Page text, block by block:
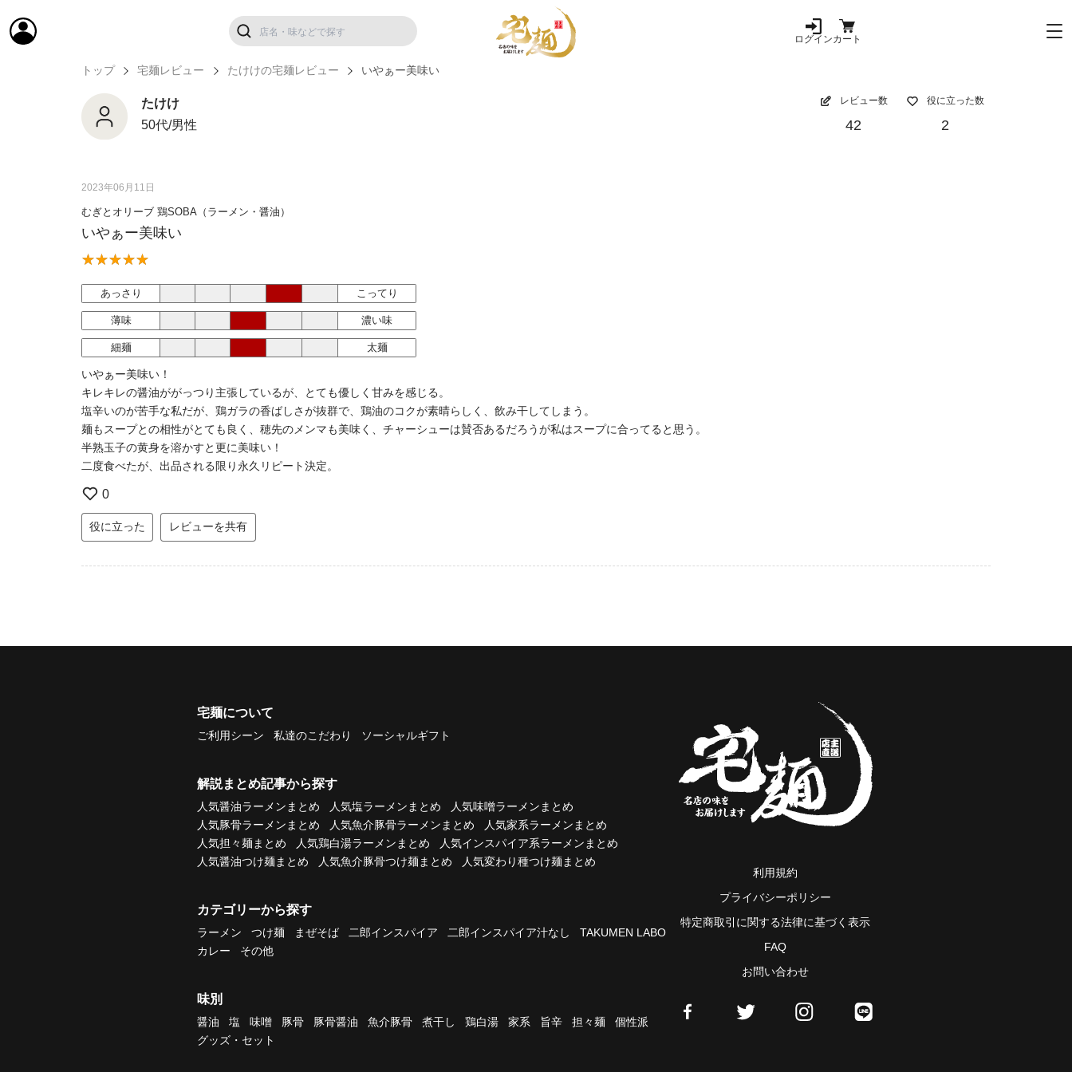
ログインカート
トップ 宅麺レビュー たけけの宅麺レビュー いやぁー美味い
たけけ
50代/男性
レビュー数
42
役に立った数
2
2023年06月11日
むぎとオリーブ 鶏SOBA（ラーメン・醤油）
いやぁー美味い
あっさり こってり
薄味 濃い味
細麺 太麺
いやぁー美味い！
キレキレの醤油ががっつり主張しているが、とても優しく甘みを感じる。
塩辛いのが苦手な私だが、鶏ガラの香ばしさが抜群で、鶏油のコクが素晴らしく、飲み干してしまう。
麺もスープとの相性がとても良く、穂先のメンマも美味く、チャーシューは賛否あるだろうが私はスープに合ってると思う。
半熟玉子の黄身を溶かすと更に美味い！
二度食べたが、出品される限り永久リピート決定。
0
役に立った レビューを共有
宅麺について
ご利用シーン 私達のこだわり ソーシャルギフト
解説まとめ記事から探す
人気醤油ラーメンまとめ 人気塩ラーメンまとめ
人気味噌ラーメンまとめ
人気豚骨ラーメンまとめ
人気魚介豚骨ラーメンまとめ
人気家系ラーメンまとめ
人気担々麺まとめ
人気鶏白湯ラーメンまとめ
人気インスパイア系ラーメンまとめ
人気醤油つけ麺まとめ
人気魚介豚骨つけ麺まとめ 人気変わり種つけ麺まとめ
カテゴリーから探す
ラーメン つけ麺 まぜそば 二郎インスパイア 二郎インスパイア汁なし
TAKUMEN LABO
カレー
その他
味別
醤油 塩 味噌 豚骨 豚骨醤油 魚介豚骨 煮干し 鶏白湯 家系 旨辛 担々麺
個性派
グッズ・セット
利用規約
プライバシーポリシー
特定商取引に関する法律に基づく表示
FAQ
お問い合わせ